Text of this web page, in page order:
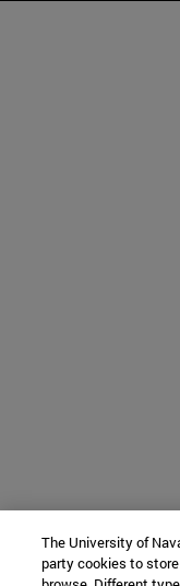
The University of
party cookies to